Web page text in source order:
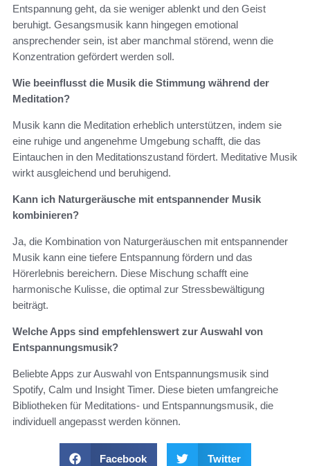
Entspannung geht, da sie weniger ablenkt und den Geist
beruhigt. Gesangsmusik kann hingegen emotional
ansprechender sein, ist aber manchmal störend, wenn die
Konzentration gefördert werden soll.
Wie beeinflusst die Musik die Stimmung während der
Meditation?
Musik kann die Meditation erheblich unterstützen, indem sie
eine ruhige und angenehme Umgebung schafft, die das
Eintauchen in den Meditationszustand fördert. Meditative Musik
wirkt ausgleichend und beruhigend.
Kann ich Naturgeräusche mit entspannender Musik
kombinieren?
Ja, die Kombination von Naturgeräuschen mit entspannender
Musik kann eine tiefere Entspannung fördern und das
Hörerlebnis bereichern. Diese Mischung schafft eine
harmonische Kulisse, die optimal zur Stressbewältigung
beiträgt.
Welche Apps sind empfehlenswert zur Auswahl von
Entspannungsmusik?
Beliebte Apps zur Auswahl von Entspannungsmusik sind
Spotify, Calm und Insight Timer. Diese bieten umfangreiche
Bibliotheken für Meditations- und Entspannungsmusik, die
individuell angepasst werden können.
Facebook Twitter